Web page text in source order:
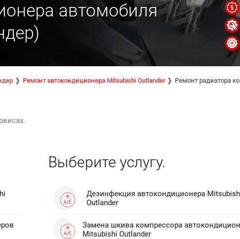
автомобиля
Ремонт автокондиционера Mitsubishi Outlander Ремонт радиатора
Выберите услугу.
Дезинфекция автокондиционера
Outlander
Замена шкива компрессора
Mitsubishi Outlander